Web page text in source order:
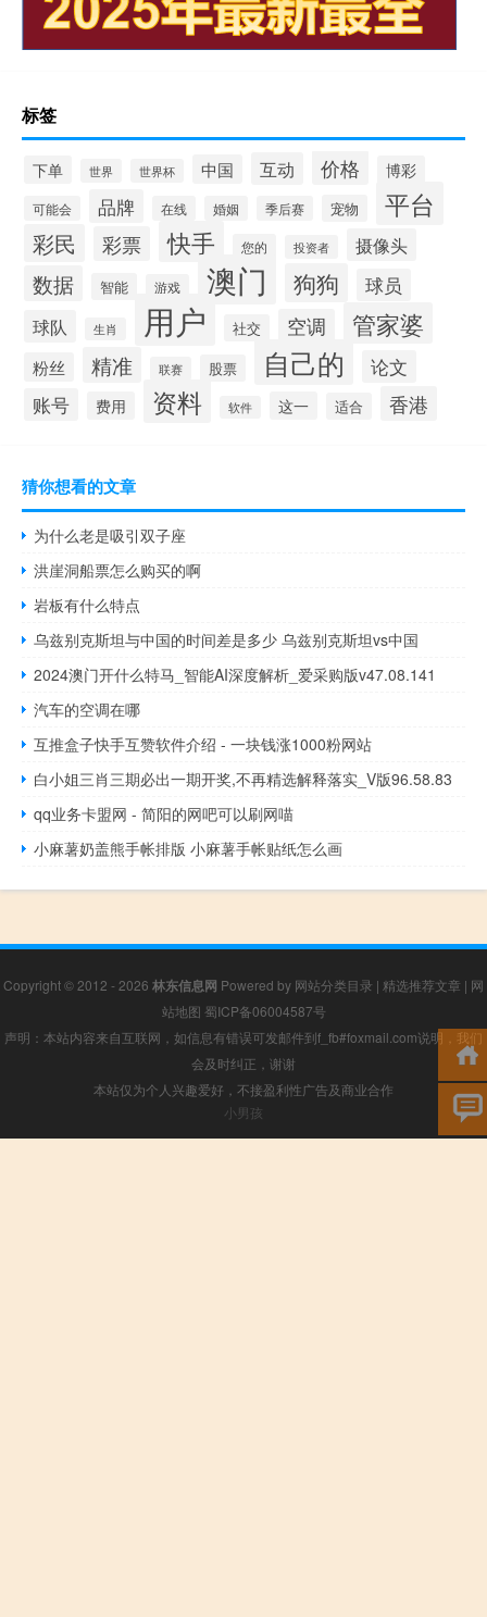
标签
下单 世界 世界杯 中国 互动 价格 博彩
可能会 品牌 在线 婚姻 季后赛 宠物 平台
彩民 彩票 快手 您的 投资者 摄像头
数据 智能 游戏 澳门 狗狗
球员
球队
生肖 用户 社交 空调 管家婆
粉丝 精准 联赛 股票 自己的
论文
账号
费用 资料 软件 这一 适合 香港
猜你想看的文章
为什么老是吸引双子座
洪崖洞船票怎么购买的啊
岩板有什么特点
乌兹别克斯坦与中国的时间差是多少 乌兹别克斯坦vs中国
2024澳门开什么特马_智能AI深度解析_爱采购版v47.08.141
汽车的空调在哪
互推盒子快手互赞软件介绍 - 一块钱涨1000粉网站
白小姐三肖三期必出一期开奖,不再精选解释落实_V版96.58.83
qq业务卡盟网 - 简阳的网吧可以刷网喵
小麻薯奶盖熊手帐排版 小麻薯手帐贴纸怎么画
Copyright © 2012 - 2026 林东信息网 Powered by 网站分类目录 | 精选推荐文章 | 网
站地图 蜀ICP备06004587号
声明：本站内容来自互联网，如信息有错误可发邮件到f_fb#foxmail.com说明，我们
会及时纠正，谢谢
本站仅为个人兴趣爱好，不接盈利性广告及商业合作
小男孩